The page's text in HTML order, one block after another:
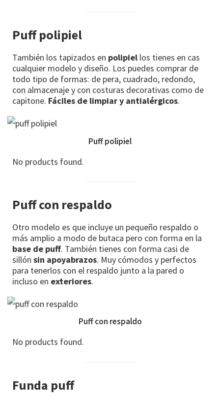
Puff polipiel
También los tapizados en polipiel los tienes en cas
cualquier modelo y diseño. Los puedes comprar de
todo tipo de formas: de pera, cuadrado, redondo,
con almacenaje y con costuras decorativas como de
capitone. Fáciles de limpiar y antialérgicos.
Puff polipiel
No products found.
Puff con respaldo
Otro modelo es que incluye un pequeño respaldo o
más amplio a modo de butaca pero con forma en la
base de puff. También tienes con forma casi de
sillón sin apoyabrazos. Muy cómodos y perfectos
para tenerlos con el respaldo junto a la pared o
incluso en exteriores.
Puff con respaldo
No products found.
Funda puff